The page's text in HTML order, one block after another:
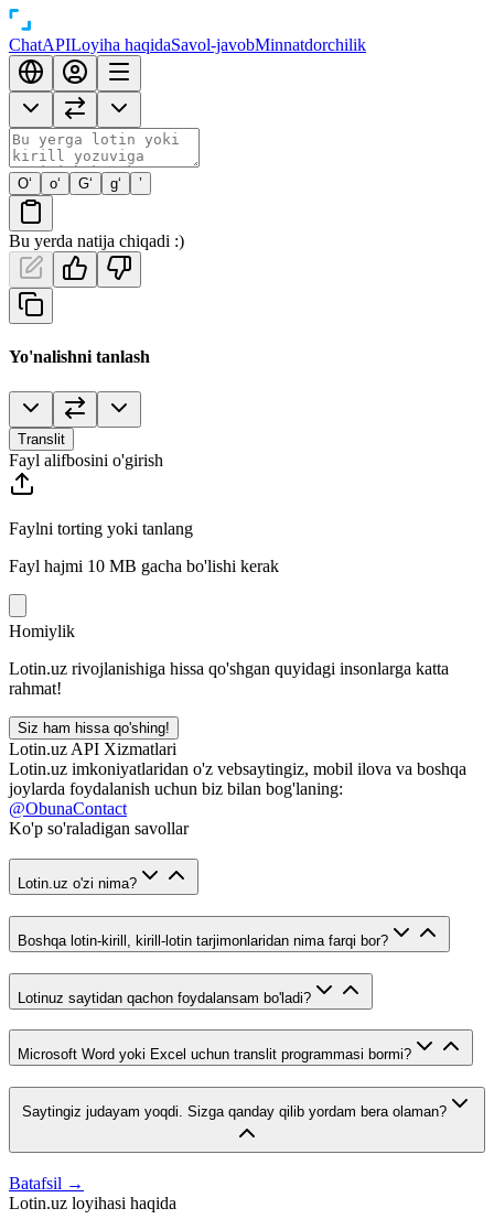
ChatAPILoyiha haqidaSavol-javobMinnatdorchilik
O‘ o‘ G‘ g‘ ’
Bu yerda natija chiqadi :)
Yo'nalishni tanlash
Translit
Fayl alifbosini o'girish
Faylni torting yoki tanlang
Fayl hajmi 10 MB gacha bo'lishi kerak
Homiylik
Lotin.uz rivojlanishiga hissa qo'shgan quyidagi insonlarga katta
rahmat!
Siz ham hissa qo'shing!
Lotin.uz API Xizmatlari
Lotin.uz imkoniyatlaridan o'z vebsaytingiz, mobil ilova va boshqa
joylarda foydalanish uchun biz bilan bog'laning:
@ObunaContact
Ko'p so'raladigan savollar
Lotin.uz o'zi nima?
Boshqa lotin-kirill, kirill-lotin tarjimonlaridan nima farqi bor?
Lotinuz saytidan qachon foydalansam bo'ladi?
Microsoft Word yoki Excel uchun translit programmasi bormi?
Saytingiz judayam yoqdi. Sizga qanday qilib yordam bera olaman?
Batafsil →
Lotin.uz loyihasi haqida